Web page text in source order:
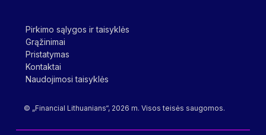
Pirkimo sąlygos ir taisyklės
Grąžinimai
Pristatymas
Kontaktai
Naudojimosi taisyklės
© „Financial Lithuanians“, 2026 m. Visos teisės saugomos.